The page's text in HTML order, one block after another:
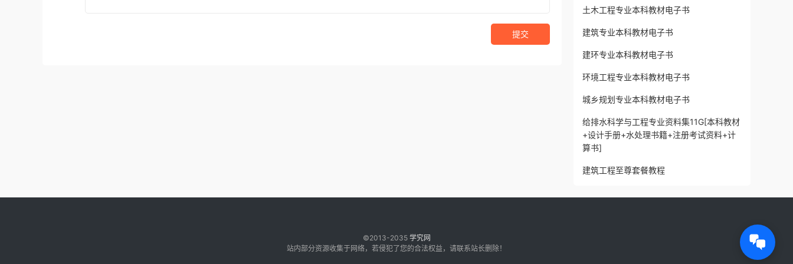
提交
土木工程专业本科教材电子书
建筑专业本科教材电子书
建环专业本科教材电子书
环境工程专业本科教材电子书
城乡规划专业本科教材电子书
给排水科学与工程专业资料集11G[本科教材
+设计手册+水处理书籍+注册考试资料+计
算书]
建筑工程至尊套餐教程
©2013-2035 学究网
站内部分资源收集于网络，若侵犯了您的合法权益，请联系站长删除！